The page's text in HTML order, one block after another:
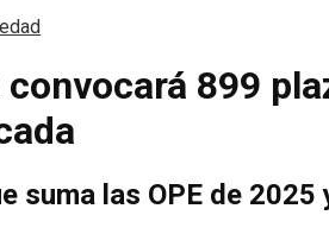
899
suma las OPE de